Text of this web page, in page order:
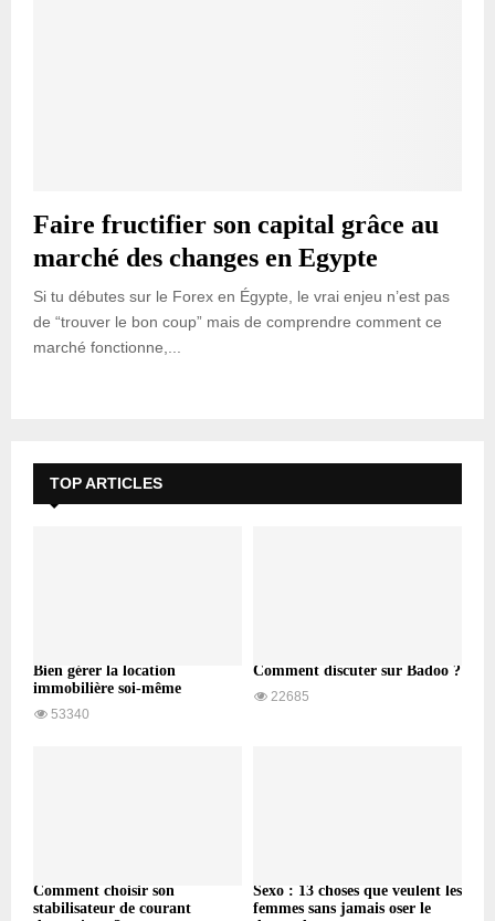
Faire fructifier son capital grâce au
marché des changes en Egypte
Si tu débutes sur le Forex en Égypte, le vrai enjeu n’est pas
de “trouver le bon coup” mais de comprendre comment ce
marché fonctionne,...
TOP ARTICLES
Bien gérer la location
immobilière soi-même
53340
Comment discuter sur Badoo ?
22685
Comment choisir son
stabilisateur de courant
Sexo : 13 choses que veulent les
femmes sans jamais oser le